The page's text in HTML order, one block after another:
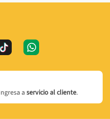
aservicio al cliente.